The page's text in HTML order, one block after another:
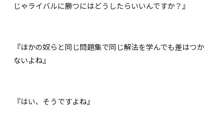
じゃライバルに勝つにはどうしたらいいんですか？』
『ほかの奴らと同じ問題集で同じ解法を学んでも差はつか
ないよね』
『はい、そうですよね』